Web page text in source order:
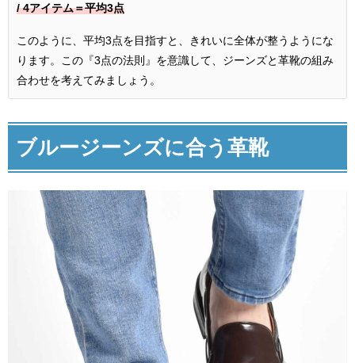
/ 4アイテム＝平均3点
このように、平均3点を目指すと、きれいに全体が整うようにな
ります。この『3点の法則』を意識して、ジーンズと革靴の組み
合わせを考えてみましょう。
ブルージーンズに合う革靴